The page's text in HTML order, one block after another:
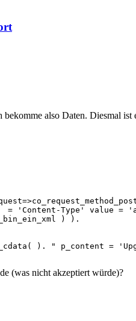
also Daten. Diesmal
= 'Content-Type' value =
) ).
). " p_content =
(was nicht akzeptiert würde)?